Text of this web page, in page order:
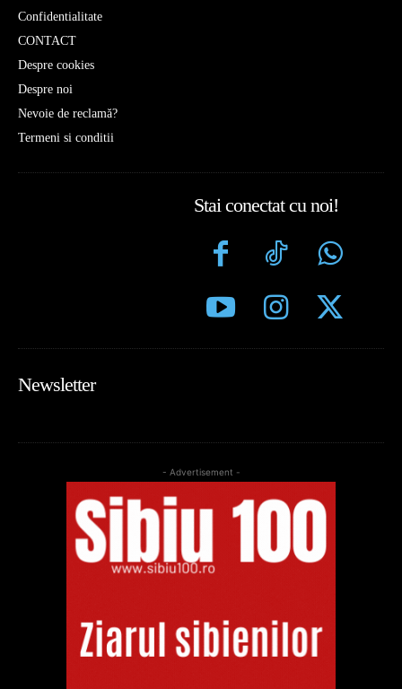
Confidentialitate
CONTACT
Despre cookies
Despre noi
Nevoie de reclamă?
Termeni si conditii
Stai conectat cu noi!
Newsletter
- Advertisement -